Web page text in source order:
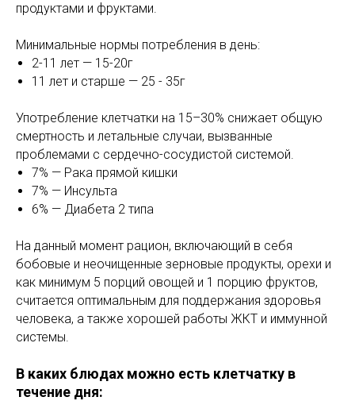
продуктами и фруктами.
Минимальные нормы потребления в день:
2-11 лет — 15-20г
11 лет и старше — 25 - 35г
Употребление клетчатки на 15–30% снижает общую
смертность и летальные случаи, вызванные
проблемами с сердечно-сосудистой системой.
7% — Рака прямой кишки
7% — Инсульта
6% — Диабета 2 типа
На данный момент рацион, включающий в себя
бобовые и неочищенные зерновые продукты, орехи и
как минимум 5 порций овощей и 1 порцию фруктов,
считается оптимальным для поддержания здоровья
человека, а также хорошей работы ЖКТ и иммунной
системы.
В каких блюдах можно есть клетчатку в
течение дня: